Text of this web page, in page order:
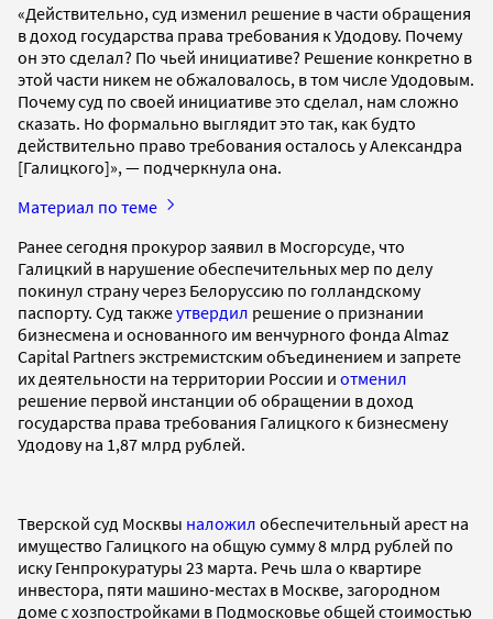
«Действительно, суд изменил решение в части обращения
в доход государства права требования к Удодову. Почему
он это сделал? По чьей инициативе? Решение конкретно в
этой части никем не обжаловалось, в том числе Удодовым.
Почему суд по своей инициативе это сделал, нам сложно
сказать. Но формально выглядит это так, как будто
действительно право требования осталось у Александра
[Галицкого]», — подчеркнула она.
Материал по теме
Ранее сегодня прокурор заявил в Мосгорсуде, что
Галицкий в нарушение обеспечительных мер по делу
покинул страну через Белоруссию по голландскому
паспорту. Суд такжеутвердил решение о признании
бизнесмена и основанного им венчурного фонда Almaz
Capital Partners экстремистским объединением и запрете
их деятельности на территории России и отменил
решение первой инстанции об обращении в доход
государства права требования Галицкого к бизнесмену
Удодову на 1,87 млрд рублей.
Тверской суд Москвы наложил обеспечительный арест на
имущество Галицкого на общую сумму 8 млрд рублей по
иску Генпрокуратуры 23 марта. Речь шла о квартире
инвестора, пяти машино-местах в Москве, загородном
доме с хозпостройками в Подмосковье общей стоимостью